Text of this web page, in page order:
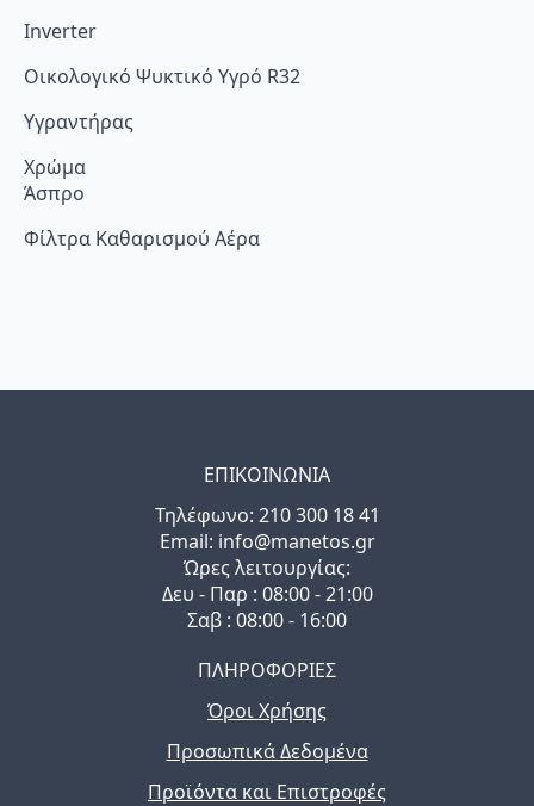
Inverter
Οικολογικό Ψυκτικό Υγρό R32
Υγραντήρας
Χρώμα
Άσπρο
Φίλτρα Καθαρισμού Αέρα
ΕΠΙΚΟΙΝΩΝΙΑ
Τηλέφωνo: 210 300 18 41
Email: info@manetos.gr
Ώρες λειτουργίας:
Δευ - Παρ : 08:00 - 21:00
Σαβ : 08:00 - 16:00
ΠΛΗΡΟΦΟΡΙΕΣ
Όροι Χρήσης
Προσωπικά Δεδομένα
Προϊόντα και Επιστροφές